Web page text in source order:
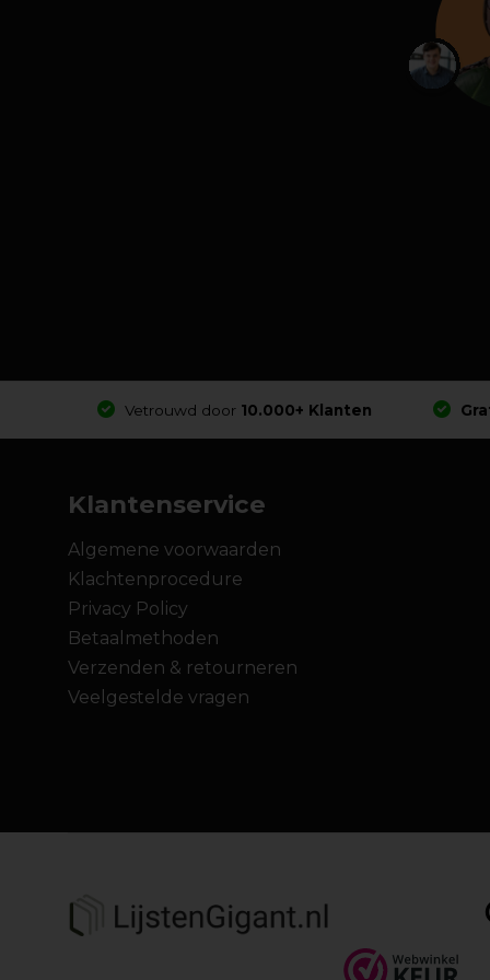
Vetrouwd door 10.000+ Klanten
Klantenservice
Algemene voorwaarden
Klachtenprocedure
Privacy Policy
Betaalmethoden
Verzenden & retourneren
Veelgestelde vragen